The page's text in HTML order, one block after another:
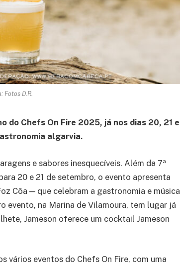
Fotos D.R.
do Chefs On Fire 2025, já nos dias 20, 21 e
algarvia.
e sabores inesquecíveis. Além da 7ª
20 e 21 de setembro, o evento apresenta
Côa — que celebram a gastronomia e música
evento, na Marina de Vilamoura, tem lugar já
Jameson oferece um cocktail Jameson
s vários eventos do Chefs On Fire, com uma